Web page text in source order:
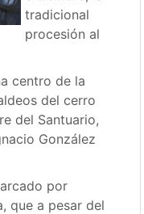
tradicional
procesión al
centro de la
del cerro
del Santuario,
González
por
que a pesar del